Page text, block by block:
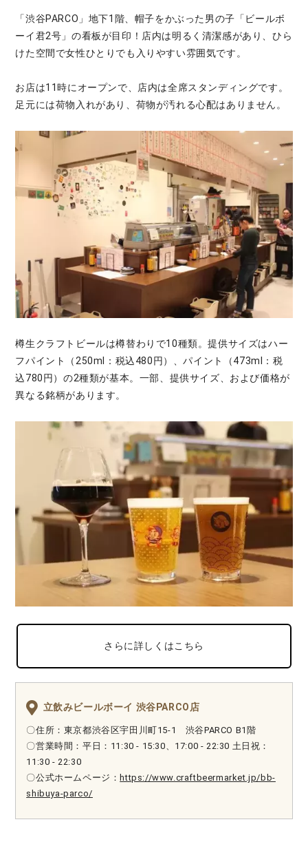
「渋谷PARCO」地下1階、帽子をかぶった男の子「ビールボ
ーイ君2号」の看板が目印！店内は明るく清潔感があり、ひら
けた空間で女性ひとりでも入りやすい雰囲気です。
お店は11時にオープンで、店内は全席スタンディングです。
足元には荷物入れがあり、荷物が汚れる心配はありません。
樽生クラフトビールは樽替わりで10種類。提供サイズはハー
フパイント（250ml：税込480円）、パイント（473ml：税
込780円）の2種類が基本。一部、提供サイズ、および価格が
異なる銘柄があります。
さらに詳しくはこちら
立飲みビールボーイ 渋谷PARCO店
〇住所：東京都渋谷区宇田川町15-1 渋谷PARCO B1階
〇営業時間：平日：11:30 - 15:30、17:00 - 22:30 土日祝：
11:30 - 22:30
〇公式ホームページ： https://www.craftbeermarket.jp/bb-
shibuya-parco/